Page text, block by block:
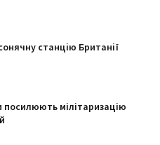
станцію Британії
мілітаризацію